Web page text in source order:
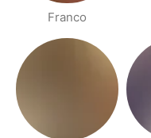
Franco